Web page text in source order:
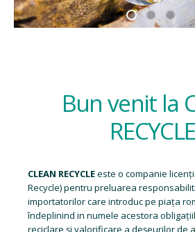
Bun venit la
CLEAN RECYCLEeste o companie
Recycle) pentru preluarea
importatorilor care introduc pe piața
îndeplinind in numele acestora
reciclare și valorificare a deșeurilor de